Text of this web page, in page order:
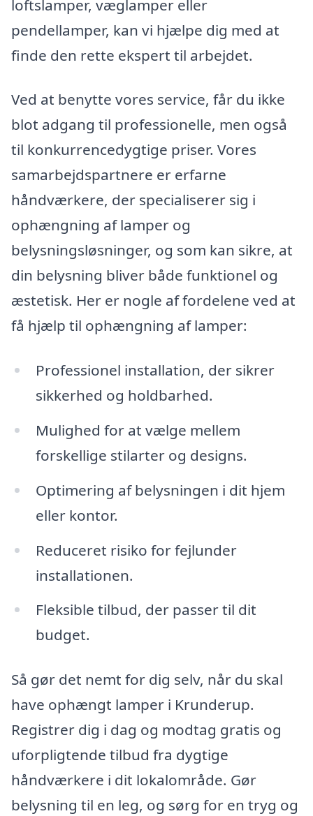
loftslamper, væglamper eller
pendellamper, kan vi hjælpe dig med at
finde den rette ekspert til arbejdet.
Ved at benytte vores service, får du ikke
blot adgang til professionelle, men også
til konkurrencedygtige priser. Vores
samarbejdspartnere er erfarne
håndværkere, der specialiserer sig i
ophængning af lamper og
belysningsløsninger, og som kan sikre, at
din belysning bliver både funktionel og
æstetisk. Her er nogle af fordelene ved at
få hjælp til ophængning af lamper:
Professionel installation, der sikrer
sikkerhed og holdbarhed.
Mulighed for at vælge mellem
forskellige stilarter og designs.
Optimering af belysningen i dit hjem
eller kontor.
Reduceret risiko for fejlunder
installationen.
Fleksible tilbud, der passer til dit
budget.
Så gør det nemt for dig selv, når du skal
have ophængt lamper i Krunderup.
Registrer dig i dag og modtag gratis og
uforpligtende tilbud fra dygtige
håndværkere i dit lokalområde. Gør
belysning til en leg, og sørg for en tryg og